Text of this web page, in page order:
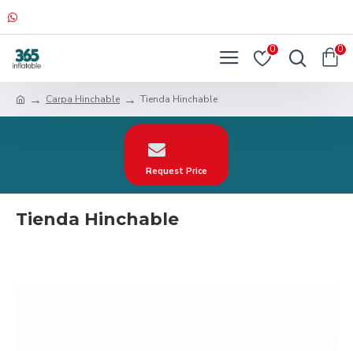
0 0
Carpa Hinchable Tienda Hinchable
Request Price
Tienda Hinchable